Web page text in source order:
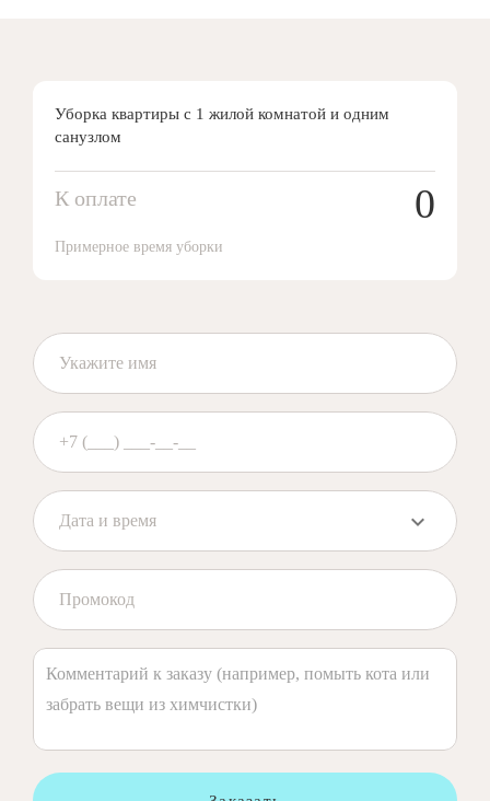
Уборка квартиры с 1 жилой комнатой и одним
санузлом
К оплате 0
Примерное время уборки